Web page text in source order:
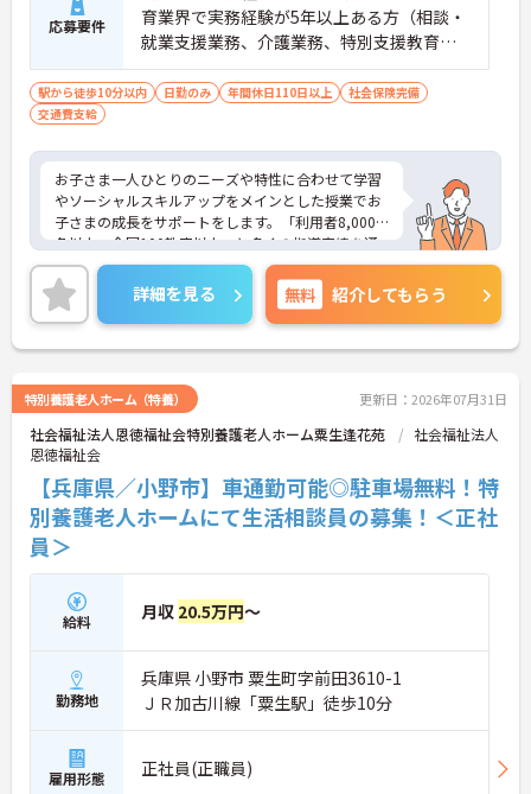
応募要件
育業界で実務経験が5年以上ある方（相談・
就業支援業務、介護業務、特別支援教育な
ど）■児童発達支援管理責任者研修受講者
駅から徒歩10分以内 日勤のみ 年間休日110日以上
社会保険完備
交通費支給
お子さま一人ひとりのニーズや特性に合わせて学習
やソーシャルスキルアップをメインとした授業でお
子さまの成長をサポートをします。「利用者8,000
名以上、全国100教室以上」と多くの指導実績を通
して培ったノウハウもあり、満足度の高いサービス
の提供とともに、自身の療育分野でのスキル向上も
目指せます。年間休日は120日前後とプライベート
との両立もしやすいです。
ご興味のある方はお気軽にお問い合わせ下さい。さ
詳細を見る 無料 紹介してもらう
特別養護老人ホーム（特養） 更新日：2026年07月31日
社会福祉法人恩徳福祉会特別養護老人ホーム粟生逢花苑
社会福祉法人
恩徳福祉会
【兵庫県／小野市】車通勤可能◎駐車場無料！特
別養護老人ホームにて生活相談員の募集！＜正社
員＞
給料 月収 20.5万円～
勤務地
兵庫県 小野市 粟生町字前田3610-1
ＪＲ加古川線「粟生駅」徒歩10分
雇用形態 正社員(正職員)